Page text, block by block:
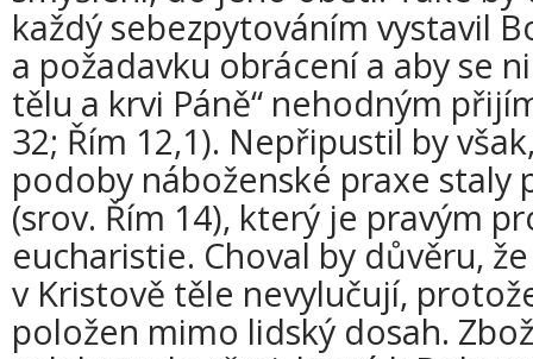
každý sebezpytováním vystavil
a požadavku obrácení a aby se
tělu a krvi Páně“ nehodným
32; Řím 12,1). Nepřipustil by
podoby náboženské praxe staly
(srov. Řím 14), který je pravým
eucharistie. Choval by důvěru,
v Kristově těle nevylučují,
položen mimo lidský dosah.